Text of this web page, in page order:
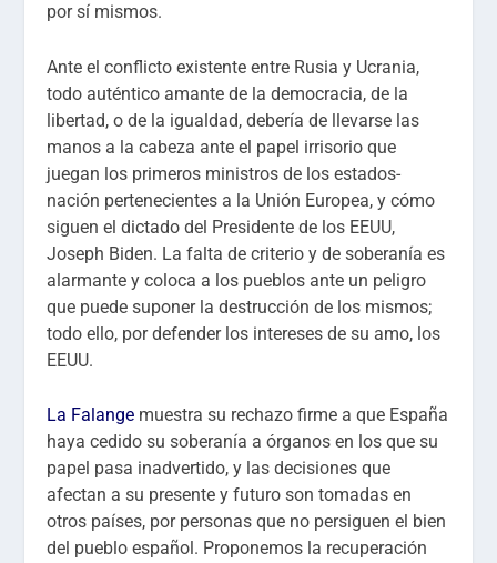
por sí mismos.
Ante el conflicto existente entre Rusia y Ucrania,
todo auténtico amante de la democracia, de la
libertad, o de la igualdad, debería de llevarse las
manos a la cabeza ante el papel irrisorio que
juegan los primeros ministros de los estados-
nación pertenecientes a la Unión Europea, y cómo
siguen el dictado del Presidente de los EEUU,
Joseph Biden. La falta de criterio y de soberanía es
alarmante y coloca a los pueblos ante un peligro
que puede suponer la destrucción de los mismos;
todo ello, por defender los intereses de su amo, los
EEUU.
La Falange muestra su rechazo firme a que España
haya cedido su soberanía a órganos en los que su
papel pasa inadvertido, y las decisiones que
afectan a su presente y futuro son tomadas en
otros países, por personas que no persiguen el bien
del pueblo español. Proponemos la recuperación